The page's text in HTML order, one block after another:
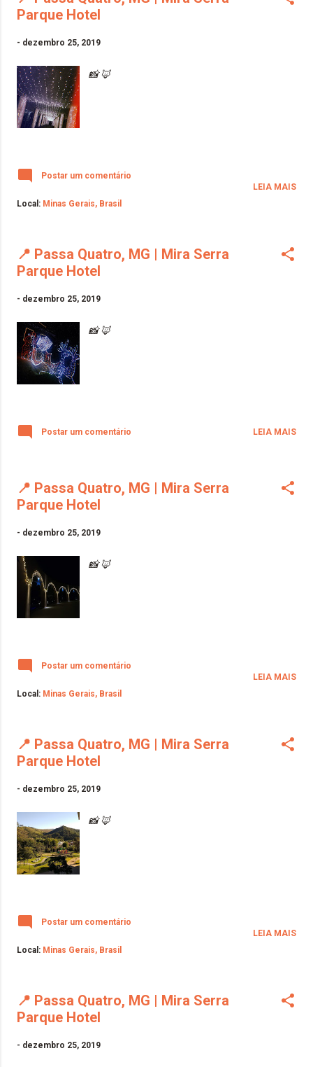
Parque Hotel
- dezembro 25, 2019
📸 🦊
Postar um comentário
Local: Minas Gerais, Brasil
LEIA MAIS
📍 Passa Quatro, MG | Mira Serra
Parque Hotel
- dezembro 25, 2019
📸 🦊
Postar um comentário LEIA MAIS
📍 Passa Quatro, MG | Mira Serra
Parque Hotel
- dezembro 25, 2019
📸 🦊
Postar um comentário
Local: Minas Gerais, Brasil
LEIA MAIS
📍 Passa Quatro, MG | Mira Serra
Parque Hotel
- dezembro 25, 2019
📸 🦊
Postar um comentário
Local: Minas Gerais, Brasil
LEIA MAIS
📍 Passa Quatro, MG | Mira Serra
Parque Hotel
- dezembro 25, 2019